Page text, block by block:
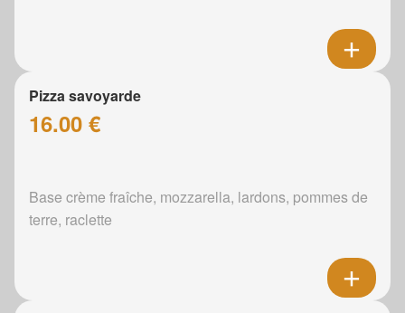
Pizza savoyarde
16.00 €
Base crème fraîche, mozzarella, lardons, pommes de
terre, raclette